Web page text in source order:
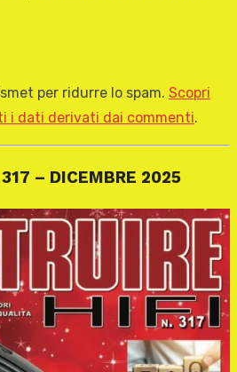
per ridurre lo spam. Scopri
i dati derivati dai commenti.
– DICEMBRE 2025